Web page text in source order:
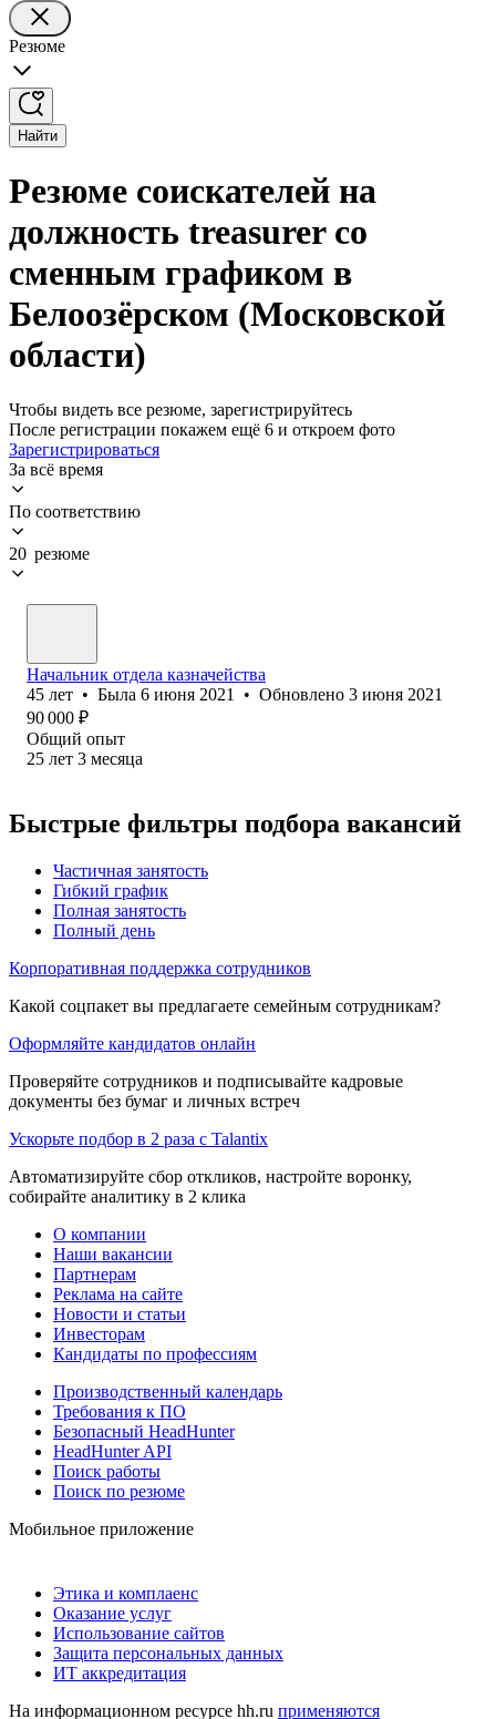
Резюме
Найти
Резюме соискателей на
должность treasurer со
сменным графиком в
Белоозёрском (Московской
области)
Чтобы видеть все резюме, зарегистрируйтесь
После регистрации покажем ещё 6 и откроем фото
Зарегистрироваться
За всё время
По соответствию
20 резюме
Начальник отдела казначейства
45 лет • Была 6 июня 2021 • Обновлено 3 июня 2021
90 000 ₽
Общий опыт
25 лет 3 месяца
Быстрые фильтры подбора вакансий
Частичная занятость
Гибкий график
Полная занятость
Полный день
Корпоративная поддержка сотрудников
Какой соцпакет вы предлагаете семейным сотрудникам?
Оформляйте кандидатов онлайн
Проверяйте сотрудников и подписывайте кадровые
документы без бумаг и личных встреч
Ускорьте подбор в 2 раза с Talantix
Автоматизируйте сбор откликов, настройте воронку,
собирайте аналитику в 2 клика
О компании
Наши вакансии
Партнерам
Реклама на сайте
Новости и статьи
Инвесторам
Кандидаты по профессиям
Производственный календарь
Требования к ПО
Безопасный HeadHunter
HeadHunter API
Поиск работы
Поиск по резюме
Мобильное приложение
Этика и комплаенс
Оказание услуг
Использование сайтов
Защита персональных данных
ИТ аккредитация
На информационном ресурсе hh.ru применяются